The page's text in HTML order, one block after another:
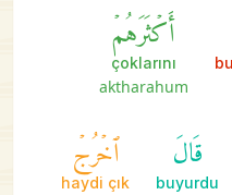
أَكۡثَرَهُمۡ
çoklarını
aktharahum
قَالَ
buyurdu
ٱخۡرُجۡ
haydi çık